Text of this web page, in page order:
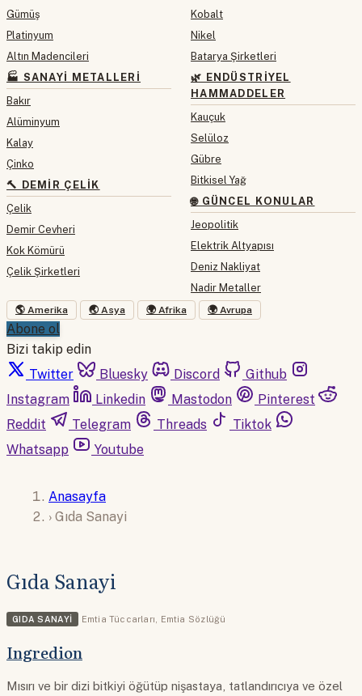
Gümüş
Platinyum
Altın Madencileri
🏭 SANAYI METALLERI
Bakır
Alüminyum
Kalay
Çinko
🔨 DEMIR ÇELIK
Çelik
Demir Cevheri
Kok Kömürü
Çelik Şirketleri
Kobalt
Nikel
Batarya Şirketleri
🌿 ENDÜSTRIYEL
HAMMADDELER
Kauçuk
Selüloz
Gübre
Bitkisel Yağ
🌐 GÜNCEL KONULAR
Jeopolitik
Elektrik Altyapısı
Deniz Nakliyat
Nadir Metaller
🌎 Amerika 🌏 Asya 🌍 Afrika 🌍 Avrupa
Abone ol
Bizi takip edin
Twitter
Bluesky Discord
Github
Instagram
Linkedin Mastodon
Pinterest
Reddit
Telegram Threads
Tiktok
Whatsapp
Youtube
Anasayfa
› Gıda Sanayi
Gıda Sanayi
GIDA SANAYI Emtia Tüccarları, Emtia Sözlüğü
Ingredion
Mısırı ve bir dizi bitkiyi öğütüp nişastaya, tatlandırıcıya ve özel